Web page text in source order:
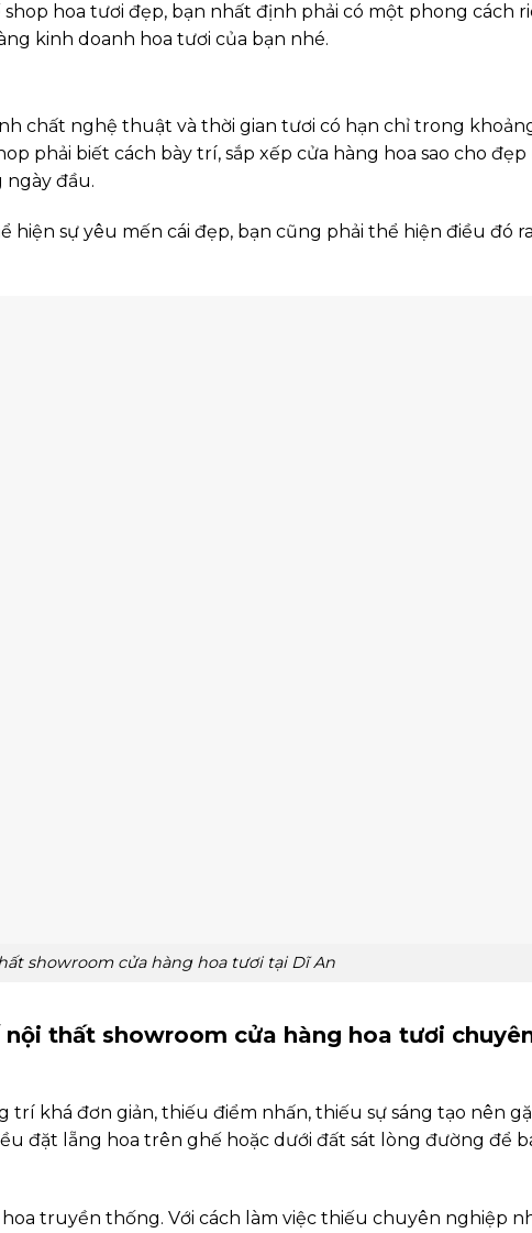
hoa tươi đẹp, bạn nhất định phải có một phong cách
kinh doanh hoa tươi của bạn nhé.
chất nghệ thuật và thời gian tươi có hạn chỉ trong
phải biết cách bày trí, sắp xếp cửa hàng hoa sao cho đẹp
đầu.
hiện sự yêu mến cái đẹp, bạn cũng phải thể hiện điều đó
showroom cửa hàng hoa tươi tại Dĩ An
thất showroom cửa hàng hoa tươi
trí khá đơn giản, thiếu điểm nhấn, thiếu sự sáng tạo nên
đặt lẵng hoa trên ghế hoặc dưới đất sát lòng đường để
truyền thống. Với cách làm việc thiếu chuyên nghiệp